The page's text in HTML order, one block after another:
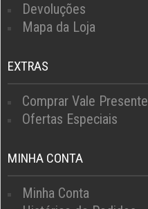
Devoluções
Mapa da Loja
EXTRAS
Comprar Vale Presente
Ofertas Especiais
MINHA CONTA
Minha Conta